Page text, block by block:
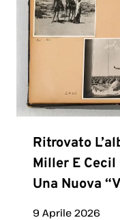
Ritrovato
Miller E
Una Nuova
9 Aprile 2026